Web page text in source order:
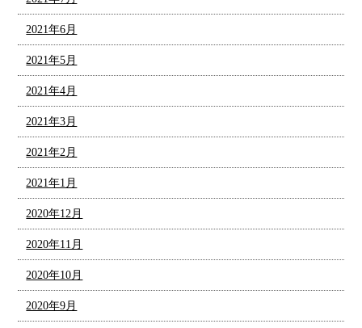
2021年6月
2021年5月
2021年4月
2021年3月
2021年2月
2021年1月
2020年12月
2020年11月
2020年10月
2020年9月